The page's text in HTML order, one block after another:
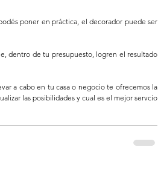
poner en práctica, el decorador puede ser
dentro de tu presupuesto, logren el resultado
a cabo en tu casa o negocio te ofrecemos la
las posibilidades y cual es el mejor servcio